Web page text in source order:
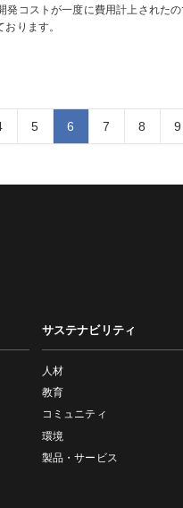
発コストが一度に費用計上された
ります。
5 6 7 8 9
サステナビリティ
人材
教育
コミュニティ
環境
製品・サービス